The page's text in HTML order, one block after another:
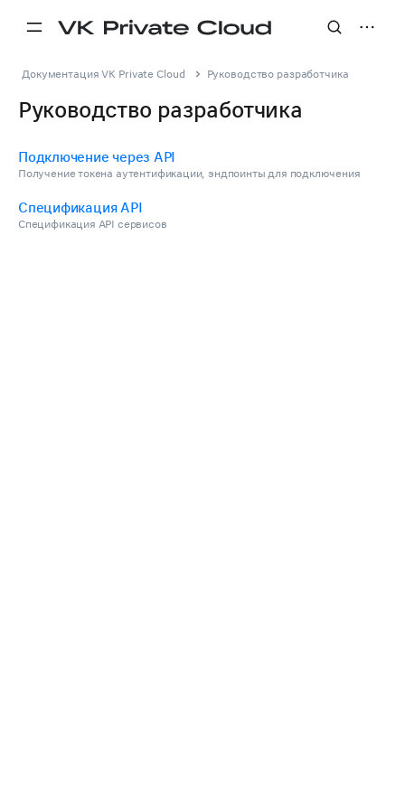
Документация VK Private Cloud Руководство разработчика
Руководство разработчика
Подключение через API
Получение токена аутентификации, эндпоинты для подключения
Спецификация API
Спецификация API сервисов